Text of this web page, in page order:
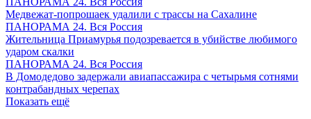
Медвежат-попрошаек удалили с трассы на Сахалине
ПАНОРАМА 24. Вся Россия
Жительница Приамурья подозревается в убийстве любимого
ударом скалки
ПАНОРАМА 24. Вся Россия
В Домодедово задержали авиапассажира с четырьмя сотнями
контрабандных черепах
Показать ещё